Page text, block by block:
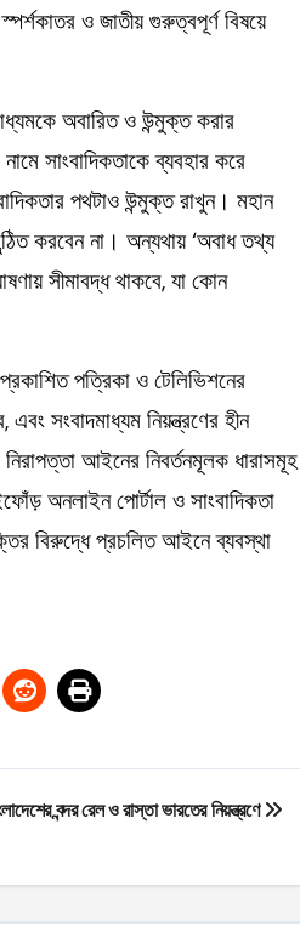
ও জাতীয় গুরুত্বপূর্ণ বিষয়ে
অবারিত ও উন্মুক্ত করার
সাংবাদিকতাকে ব্যবহার করে
পথটাও উন্মুক্ত রাখুন। মহান
করবেন না। অন্যথায় ‘অবাধ তথ্য
সীমাবদ্ধ থাকবে, যা কোন
পত্রিকা ও টেলিভিশনের
সংবাদমাধ্যম নিয়ন্ত্রণের হীন
নিরাপত্তা আইনের নিবর্তনমূলক ধারাসমূহ
অনলাইন পোর্টাল ও সাংবাদিকতা
বিরুদ্ধে প্রচলিত আইনে ব্যবস্থা
বন্দর রেল ও রাস্তা ভারতের নিয়ন্ত্রণে